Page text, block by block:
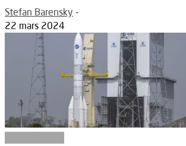
Stefan Barensky -
22 mars 2024